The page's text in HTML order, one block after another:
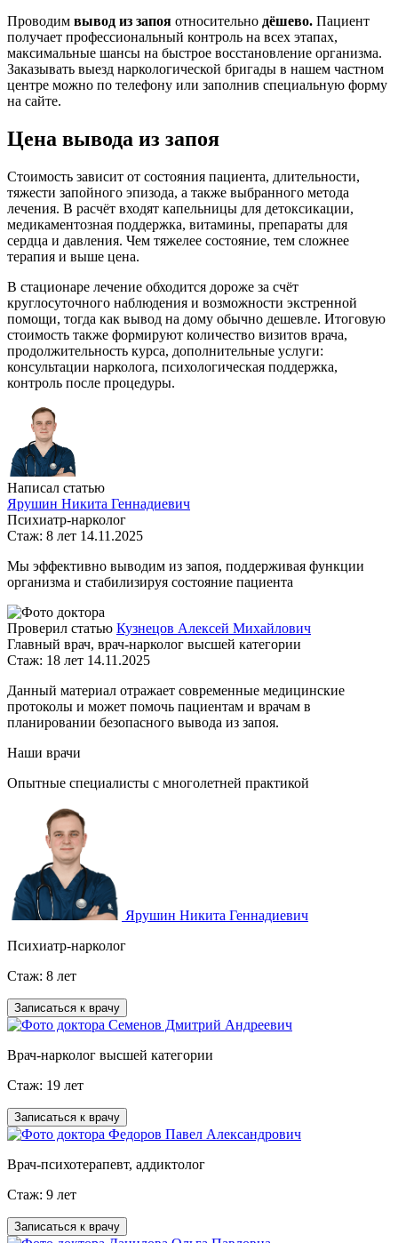
Проводим вывод из запоя относительно дёшево. Пациент
получает профессиональный контроль на всех этапах,
максимальные шансы на быстрое восстановление организма.
Заказывать выезд наркологической бригады в нашем частном
центре можно по телефону или заполнив специальную форму
на сайте.
Цена вывода из запоя
Стоимость зависит от состояния пациента, длительности,
тяжести запойного эпизода, а также выбранного метода
лечения. В расчёт входят капельницы для детоксикации,
медикаментозная поддержка, витамины, препараты для
сердца и давления. Чем тяжелее состояние, тем сложнее
терапия и выше цена.
В стационаре лечение обходится дороже за счёт
круглосуточного наблюдения и возможности экстренной
помощи, тогда как вывод на дому обычно дешевле. Итоговую
стоимость также формируют количество визитов врача,
продолжительность курса, дополнительные услуги:
консультации нарколога, психологическая поддержка,
контроль после процедуры.
Написал статью
Ярушин Никита Геннадиевич
Психиатр-нарколог
Стаж: 8 лет 14.11.2025
Мы эффективно выводим из запоя, поддерживая функции
организма и стабилизируя состояние пациента
Проверил статью Кузнецов Алексей Михайлович
Главный врач, врач-нарколог высшей категории
Стаж: 18 лет 14.11.2025
Данный материал отражает современные медицинские
протоколы и может помочь пациентам и врачам в
планировании безопасного вывода из запоя.
Наши врачи
Опытные специалисты с многолетней практикой
Ярушин Никита Геннадиевич
Психиатр-нарколог
Стаж: 8 лет
Записаться к врачу
Семенов Дмитрий Андреевич
Врач-нарколог высшей категории
Стаж: 19 лет
Записаться к врачу
Федоров Павел Александрович
Врач-психотерапевт, аддиктолог
Стаж: 9 лет
Записаться к врачу